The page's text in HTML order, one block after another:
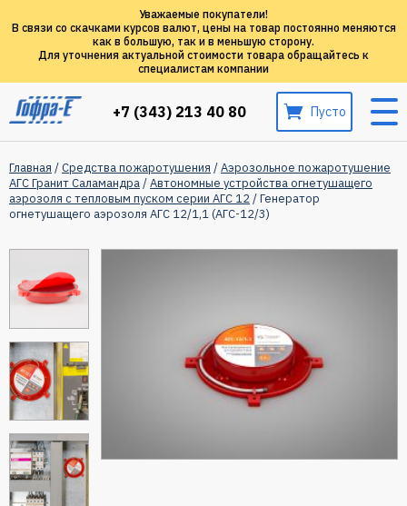
Уважаемые покупатели!
В связи со скачками курсов валют, цены на товар постоянно меняются
как в большую, так и в меньшую сторону.
Для уточнения актуальной стоимости товара обращайтесь к
специалистам компании
+7 (343) 213 40 80 Пусто
Главная /Средства пожаротушения /Аэрозольное пожаротушение
АГС Гранит Саламандра/Автономные устройства огнетушащего
аэрозоля c тепловым пуском серии АГС 12/ Генератор
огнетушащего аэрозоля АГС 12/1,1 (АГС-12/3)